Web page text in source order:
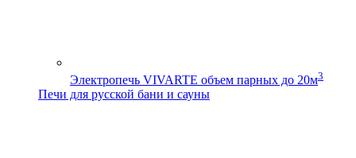
Электропечь VIVARTE объем парных до 20м3
Печи для русской бани и сауны